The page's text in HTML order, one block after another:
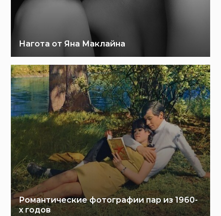
Нагота от Яна Маклайна
Романтические фотографии пар из 1960-
х годов